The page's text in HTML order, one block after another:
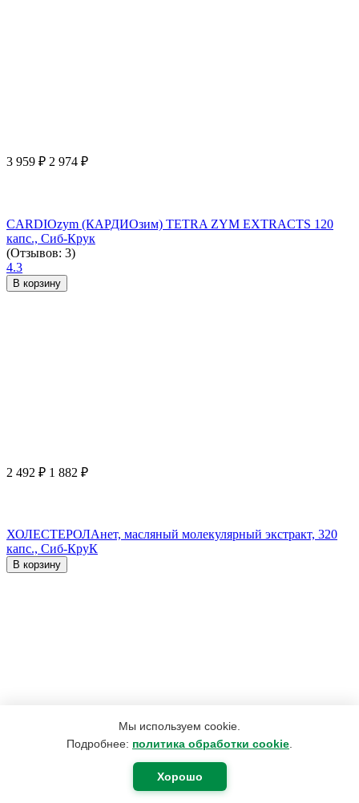
Мы используем cookie.
Подробнее: политика обработки cookie
Хорошо
3 959 ₽ 2 974 ₽
CARDIOzym (КАРДИОзим) TETRA ZYM EXTRACTS 120
капс., Сиб-Крук
(Отзывов: 3)
4.3
В корзину
2 492 ₽ 1 882 ₽
ХОЛЕСТЕРОЛАнет, масляный молекулярный экстракт, 320
капс., Сиб-КруК
В корзину